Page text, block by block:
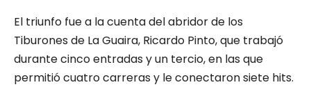
El triunfo fue a la cuenta del abridor de los
Tiburones de La Guaira, Ricardo Pinto, que trabajó
durante cinco entradas y un tercio, en las que
permitió cuatro carreras y le conectaron siete hits.